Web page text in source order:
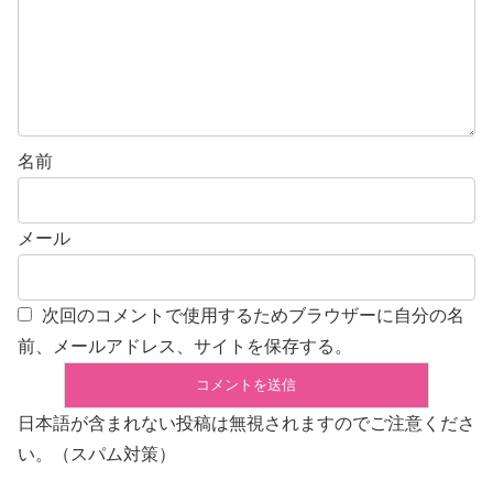
名前
メール
次回のコメントで使用するためブラウザーに自分の名
前、メールアドレス、サイトを保存する。
日本語が含まれない投稿は無視されますのでご注意くださ
い。（スパム対策）